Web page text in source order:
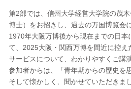
第2部では、信州大学経営大学院の茂
博士）をお招きし、過去の万国博覧会
1970年大阪万博後から現在までの日本
て、2025大阪・関西万博を間近に控え
サービスについて、わかりやすくご講
参加者からは、「青年期からの歴史を
そして懐かしく、聞かせていただきま